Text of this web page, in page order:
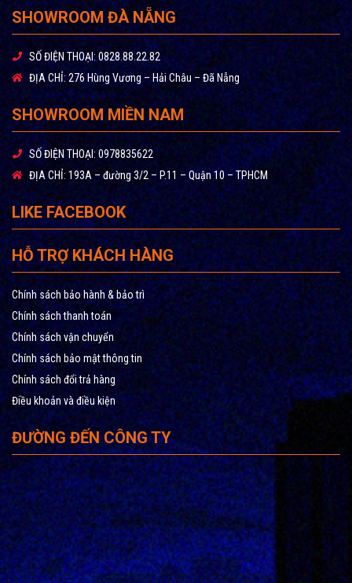
LÕI KHOÁNG ĐÁ
Giúp bổ sung khoáng chất có lợi cho cơ thể.
LÕI NANO BẠC
Có khả năng diệt hầu hết vi khuẩn và chống tái nhiễm khuẩn.
Tiết kiệm chi phí
SHOWROOM ĐÀ NẴNG
SỐ ĐIỆN THOẠI:0828.88.22.82
ĐỊA CHỈ:276 Hùng Vương – Hải Châu – Đã Nẵng
SHOWROOM MIỀN NAM
SỐ ĐIỆN THOẠI:0978835622
ĐỊA CHỈ:193A – đường 3/2 – P.11 – Quận 10 – TPHCM
LIKE FACEBOOK
HỖ TRỢ KHÁCH HÀNG
Chính sách bảo hành & bảo trì
Chính sách thanh toán
Chính sách vận chuyển
Chính sách bảo mật thông tin
Chính sách đổi trả hàng
Điều khoản và điều kiện
ĐƯỜNG ĐẾN CÔNG TY